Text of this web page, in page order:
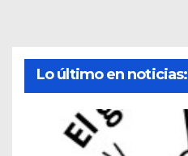
Lo último en noticias: